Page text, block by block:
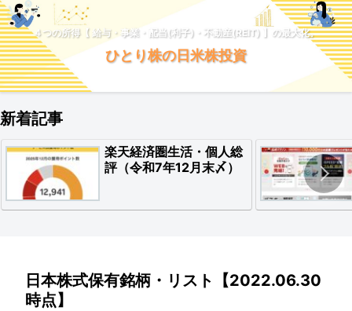
４つの所得【 給与・事業・配当(利子)・不動産(REIT) 】の最大化。
ひとり株の日米株投資
新着記事
楽天経済圏生活・個人総
評（令和7年12月末〆）
日本株式保有銘柄・リスト【2022.06.30
時点】